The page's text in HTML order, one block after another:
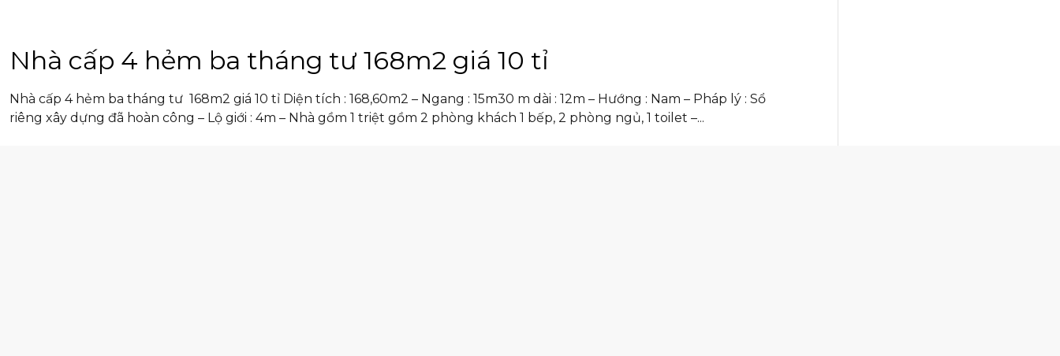
Nhà cấp 4 hẻm ba tháng tư 168m2 giá 10 tỉ
Nhà cấp 4 hẻm ba tháng tư 168m2 giá 10 tỉ Diện tích : 168,60m2 – Ngang : 15m30 m dài : 12m – Hướng : Nam – Pháp lý : Sổ
riêng xây dựng đã hoàn công – Lộ giới : 4m – Nhà gồm 1 triệt gồm 2 phòng khách 1 bếp, 2 phòng ngủ, 1 toilet –...